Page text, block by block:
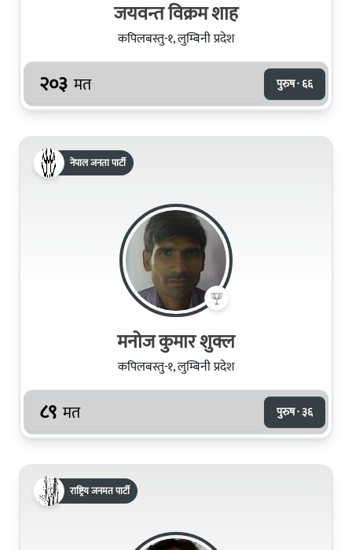
जयवन्त विक्रम शाह
कपिलबस्तु-१, लुम्बिनी प्रदेश
२०३ मत पुरुष · ६६
नेपाल जनता पार्टी
मनोज कुमार शुक्ल
कपिलबस्तु-१, लुम्बिनी प्रदेश
८९ मत पुरुष · ३६
राष्ट्रिय जनमत पार्टी